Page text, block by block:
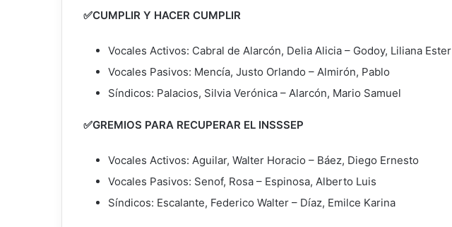
✅CUMPLIR Y HACER CUMPLIR
Vocales Activos: Cabral de Alarcón, Delia Alicia – Godoy, Liliana Ester
Vocales Pasivos: Mencía, Justo Orlando – Almirón, Pablo
Síndicos: Palacios, Silvia Verónica – Alarcón, Mario Samuel
✅GREMIOS PARA RECUPERAR EL INSSSEP
Vocales Activos: Aguilar, Walter Horacio – Báez, Diego Ernesto
Vocales Pasivos: Senof, Rosa – Espinosa, Alberto Luis
Síndicos: Escalante, Federico Walter – Díaz, Emilce Karina